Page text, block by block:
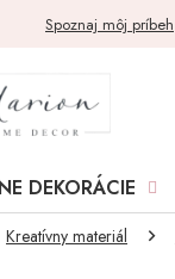
Spoznaj môj príbeh
DEKORÁCIE
Kreatívny materiál